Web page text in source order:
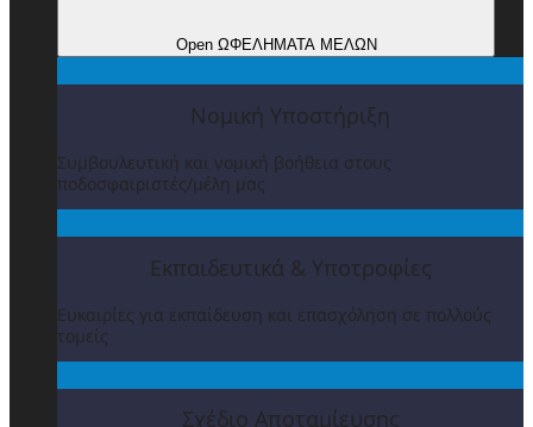
Open ΩΦΕΛΗΜΑΤΑ ΜΕΛΩΝ
Νομική Υποστήριξη
Συμβουλευτική και νομική βοήθεια στους
ποδοσφαιριστές/μέλη μας
Εκπαιδευτικά & Υποτροφίες
Ευκαιρίες για εκπαίδευση και επασχόληση σε πολλούς
τομείς
Σχέδιο Αποταμίευσης